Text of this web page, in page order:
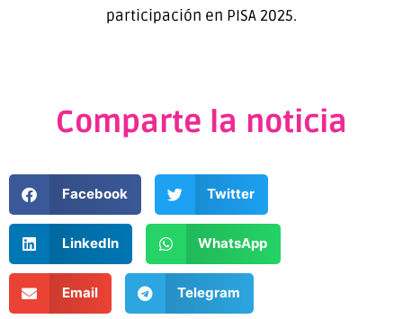
participación en PISA 2025.
Comparte la noticia
Facebook Twitter
LinkedIn WhatsApp
Email Telegram